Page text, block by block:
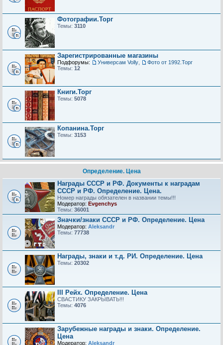
Фотографии.Торг
Темы: 3110
Зарегистрированные магазины
Подфорумы: Универсам Volly
Фото от 1992.Торг
Темы: 12
Книги.Торг
Темы: 5078
Копанина.Торг
Темы: 3153
Определение. Цена
Награды СССР и РФ. Документы к наградам
СССР и РФ. Определение. Цена.
Номер награды обязателен в названии темы!!!
Модератор: Evgenchys
Темы: 36001
Значки/знаки СССР и РФ. Определение. Цена
Модератор: Aleksandr
Темы: 77738
Награды, знаки и т.д. РИ. Определение. Цена
Темы: 20302
III Рейх. Определение. Цена
СВАСТИКУ ЗАКРЫВАТЬ!!!
Темы: 4076
Зарубежные награды и знаки. Определение.
Цена
Модератор: Aleksandr